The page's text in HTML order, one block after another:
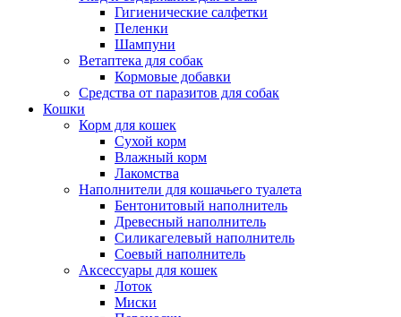
Гигиенические салфетки
Пеленки
Шампуни
Ветаптека для собак
Кормовые добавки
Средства от паразитов для собак
Кошки
Корм для кошек
Сухой корм
Влажный корм
Лакомства
Наполнители для кошачьего туалета
Бентонитовый наполнитель
Древесный наполнитель
Силикагелевый наполнитель
Соевый наполнитель
Аксессуары для кошек
Лоток
Миски